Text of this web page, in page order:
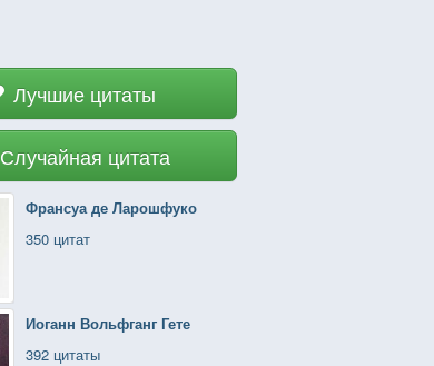
Лучшие цитаты
Случайная цитата
Франсуа де Ларошфуко
350 цитат
Иоганн Вольфганг Гете
392 цитаты